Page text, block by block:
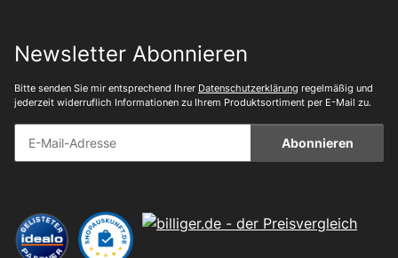
Newsletter Abonnieren
Bitte senden Sie mir entsprechend Ihrer Datenschutzerklärung regelmäßig und
jederzeit widerruflich Informationen zu Ihrem Produktsortiment per E-Mail zu.
Abonnieren